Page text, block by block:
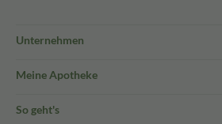
Unternehmen
Meine Apotheke
So geht's